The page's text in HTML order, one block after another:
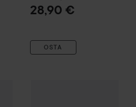
28,90 €
OSTA